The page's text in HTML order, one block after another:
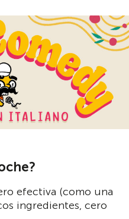
efectiva (como una
ingredientes, cero